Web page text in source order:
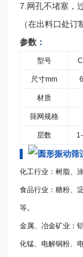
7.网孔不堵塞，
（在出料口处订
参数 ：
型号
尺寸mm
材质
筛网规格
层数
▌
化工行业：树脂、
食品行业：糖粉、
等。
金属、冶金矿业：
化锰、电解铜粉、